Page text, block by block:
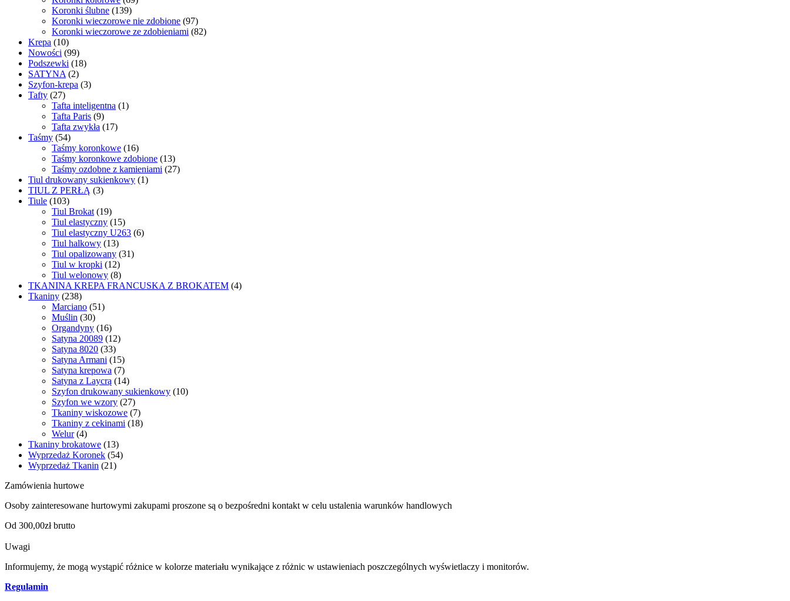
Koronki ślubne (139)
Koronki wieczorowe nie zdobione (97)
Koronki wieczorowe ze zdobieniami (82)
Krepa (10)
Nowości (99)
Podszewki (18)
SATYNA (2)
Szyfon-krepa (3)
Tafty (27)
Tafta inteligentna (1)
Tafta Paris (9)
Tafta zwykła (17)
Taśmy (54)
Taśmy koronkowe (16)
Taśmy koronkowe zdobione (13)
Taśmy ozdobne z kamieniami (27)
Tiul drukowany sukienkowy (1)
TIUL Z PERŁĄ (3)
Tiule (103)
Tiul Brokat (19)
Tiul elastyczny (15)
Tiul elastyczny U263 (6)
Tiul halkowy (13)
Tiul opalizowany (31)
Tiul w kropki (12)
Tiul welonowy (8)
TKANINA KREPA FRANCUSKA Z BROKATEM (4)
Tkaniny (238)
Marciano (51)
Muślin (30)
Organdyny (16)
Satyna 20089 (12)
Satyna 8020 (33)
Satyna Armani (15)
Satyna krepowa (7)
Satyna z Laycrą (14)
Szyfon drukowany sukienkowy (10)
Szyfon we wzory (27)
Tkaniny wiskozowe (7)
Tkaniny z cekinami (18)
Welur (4)
Tkaniny brokatowe (13)
Wyprzedaż Koronek (54)
Wyprzedaż Tkanin (21)
Zamówienia hurtowe
Osoby zainteresowane hurtowymi zakupami proszone są o bezpośredni kontakt w celu ustalenia warunków handlowych
Od 300,00zł brutto
Uwagi
Informujemy, że mogą wystąpić różnice w kolorze materiału wynikające z różnic w ustawieniach poszczególnych wyświetlaczy i monitorów.
Regulamin